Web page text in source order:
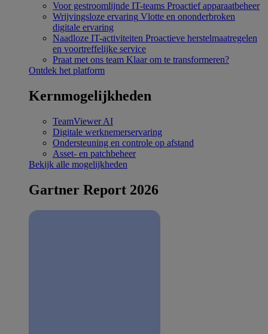
Voor gestroomlijnde IT-teams Proactief apparaatbeheer
Wrijvingsloze ervaring Vlotte en ononderbroken
digitale ervaring
Naadloze IT-activiteiten Proactieve herstelmaatregelen
en voortreffelijke service
Praat met ons team Klaar om te transformeren?
Ontdek het platform
Kernmogelijkheden
TeamViewer AI
Digitale werknemerservaring
Ondersteuning en controle op afstand
Asset- en patchbeheer
Bekijk alle mogelijkheden
Gartner Report 2026